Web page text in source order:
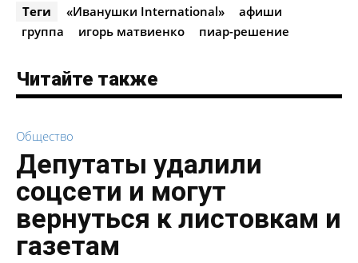
Теги «Иванушки International»
афиши
группа
игорь матвиенко пиар-решение
Читайте также
Общество
Депутаты удалили
соцсети и могут
вернуться к листовкам и
газетам